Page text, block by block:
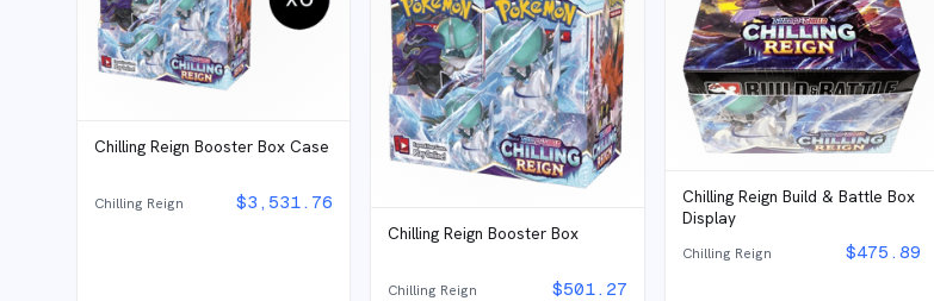
Chilling Reign Booster Box Case
Chilling Reign $3,531.76
Chilling Reign Booster Box
Chilling Reign $501.27
Chilling Reign Build & Battle Box
Display
Chilling Reign $475.89